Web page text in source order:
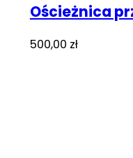
Ościeżnica
500,00 zł